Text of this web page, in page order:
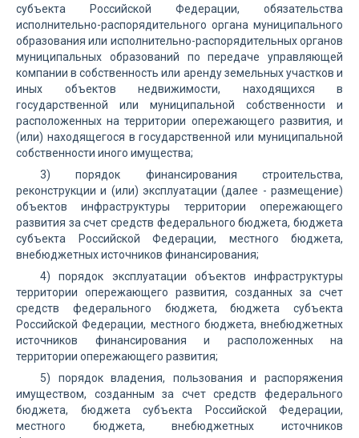
субъекта Российской Федерации, обязательства
исполнительно-распорядительного органа муниципального
образования или исполнительно-распорядительных органов
муниципальных образований по передаче управляющей
компании в собственность или аренду земельных участков и
иных объектов недвижимости, находящихся в
государственной или муниципальной собственности и
расположенных на территории опережающего развития, и
(или) находящегося в государственной или муниципальной
собственности иного имущества;
3) порядок финансирования строительства,
реконструкции и (или) эксплуатации (далее - размещение)
объектов инфраструктуры территории опережающего
развития за счет средств федерального бюджета, бюджета
субъекта Российской Федерации, местного бюджета,
внебюджетных источников финансирования;
4) порядок эксплуатации объектов инфраструктуры
территории опережающего развития, созданных за счет
средств федерального бюджета, бюджета субъекта
Российской Федерации, местного бюджета, внебюджетных
источников финансирования и расположенных на
территории опережающего развития;
5) порядок владения, пользования и распоряжения
имуществом, созданным за счет средств федерального
бюджета, бюджета субъекта Российской Федерации,
местного бюджета, внебюджетных источников